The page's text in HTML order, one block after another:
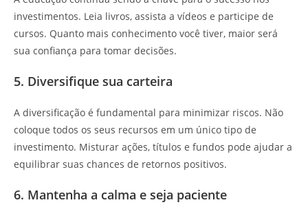
investimentos. Leia livros, assista a vídeos e participe de
cursos. Quanto mais conhecimento você tiver, maior será
sua confiança para tomar decisões.
5. Diversifique sua carteira
A diversificação é fundamental para minimizar riscos. Não
coloque todos os seus recursos em um único tipo de
investimento. Misturar ações, títulos e fundos pode ajudar a
equilibrar suas chances de retornos positivos.
6. Mantenha a calma e seja paciente